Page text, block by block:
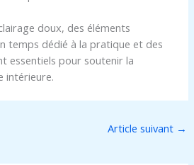
doux, des éléments
temps dédié à la pratique et des
essentiels pour soutenir la
intérieure.
Article suivant →